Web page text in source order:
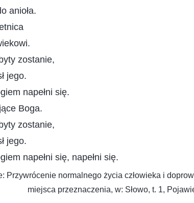
anioła.
zostanie,
jego.
napełni się.
Boga.
zostanie,
jego.
napełni się, napełni się.
Przywrócenie normalnego życia człowieka i
miejsca przeznaczenia, w: Słowo, t. 1,